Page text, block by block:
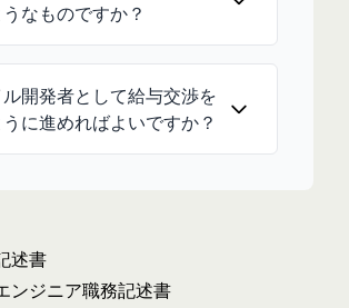
なものですか？
開発者として給与交渉を
に進めればよいですか？
述書
ンジニア職務記述書